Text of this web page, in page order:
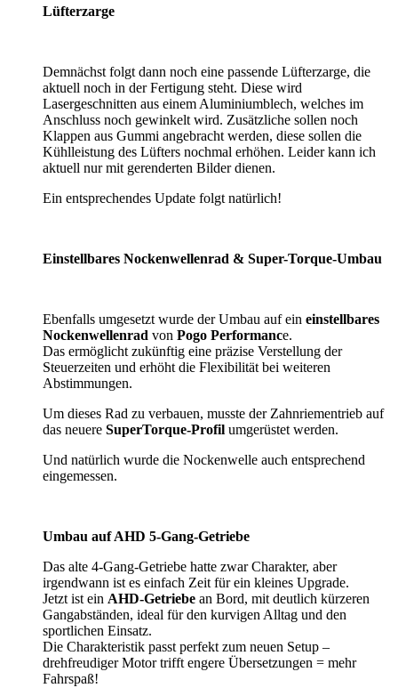
Lüfterzarge
Demnächst folgt dann noch eine passende Lüfterzarge, die
aktuell noch in der Fertigung steht. Diese wird
Lasergeschnitten aus einem Aluminiumblech, welches im
Anschluss noch gewinkelt wird. Zusätzliche sollen noch
Klappen aus Gummi angebracht werden, diese sollen die
Kühlleistung des Lüfters nochmal erhöhen. Leider kann ich
aktuell nur mit gerenderten Bilder dienen.
Ein entsprechendes Update folgt natürlich!
Einstellbares Nockenwellenrad & Super-Torque-Umbau
Ebenfalls umgesetzt wurde der Umbau auf ein einstellbares
Nockenwellenrad von Pogo Performance.
Das ermöglicht zukünftig eine präzise Verstellung der
Steuerzeiten und erhöht die Flexibilität bei weiteren
Abstimmungen.
Um dieses Rad zu verbauen, musste der Zahnriementrieb auf
das neuere SuperTorque-Profil umgerüstet werden.
Und natürlich wurde die Nockenwelle auch entsprechend
eingemessen.
Umbau auf AHD 5-Gang-Getriebe
Das alte 4-Gang-Getriebe hatte zwar Charakter, aber
irgendwann ist es einfach Zeit für ein kleines Upgrade.
Jetzt ist ein AHD-Getriebe an Bord, mit deutlich kürzeren
Gangabständen, ideal für den kurvigen Alltag und den
sportlichen Einsatz.
Die Charakteristik passt perfekt zum neuen Setup –
drehfreudiger Motor trifft engere Übersetzungen = mehr
Fahrspaß!